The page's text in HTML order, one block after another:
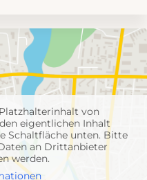
von
eigentlichen Inhalt
Schaltfläche unten. Bitte
an Drittanbieter
werden.